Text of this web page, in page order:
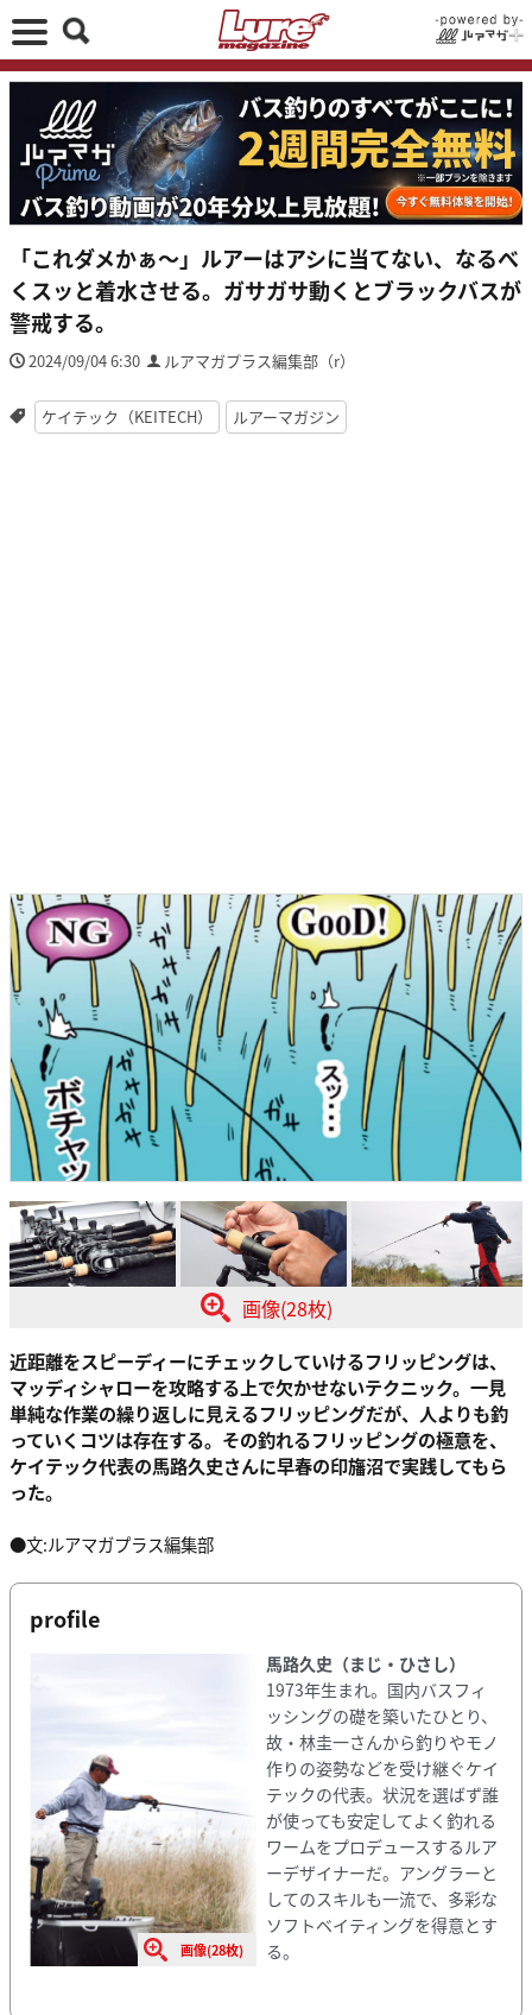
「これダメかぁ〜」ルアーはアシに当てない、なるべ
くスッと着水させる。ガサガサ動くとブラックバスが
警戒する。
2024/09/04 6:30 ルアマガプラス編集部（r）
ケイテック（KEITECH） ルアーマガジン
画像(28枚)
近距離をスピーディーにチェックしていけるフリッピングは、
マッディシャローを攻略する上で欠かせないテクニック。一見
単純な作業の繰り返しに見えるフリッピングだが、人よりも釣
っていくコツは存在する。その釣れるフリッピングの極意を、
ケイテック代表の馬路久史さんに早春の印旛沼で実践してもら
った。
●文:ルアマガプラス編集部
profile
画像(28枚)
馬路久史（まじ・ひさし）
1973年生まれ。国内バスフィ
ッシングの礎を築いたひとり、
故・林圭一さんから釣りやモノ
作りの姿勢などを受け継ぐケイ
テックの代表。状況を選ばず誰
が使っても安定してよく釣れる
ワームをプロデュースするルア
ーデザイナーだ。アングラーと
してのスキルも一流で、多彩な
ソフトベイティングを得意とす
る。